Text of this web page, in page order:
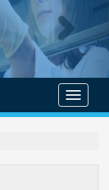
menu